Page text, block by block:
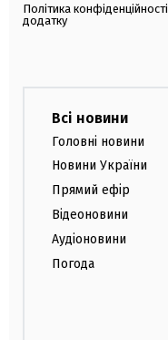
Політика конфіденційності
додатку
Всі новини
Головні новини
Новини України
Прямий ефір
Відеоновини
Аудіоновини
Погода